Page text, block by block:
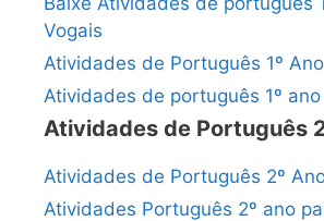
Vogais
Atividades de Português 1º Ano
Atividades de português 1º ano
Atividades de Português
Atividades de Português 2º
Atividades Português 2º ano